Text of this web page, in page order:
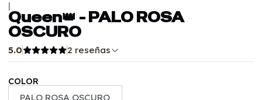
|
Queen👑 - PALO ROSA
OSCURO
5.0 2 reseñas
COLOR
PALO ROSA OSCURO